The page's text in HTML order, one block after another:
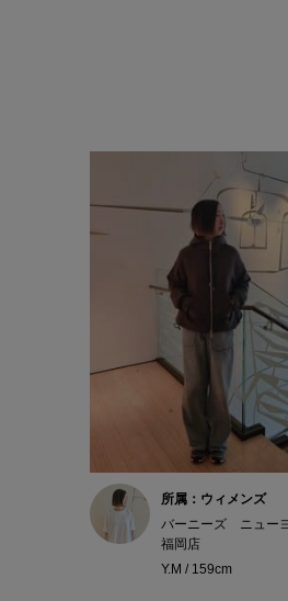
所属：ウィメンズ
バーニーズ ニュー
福岡店
Y.M / 159cm